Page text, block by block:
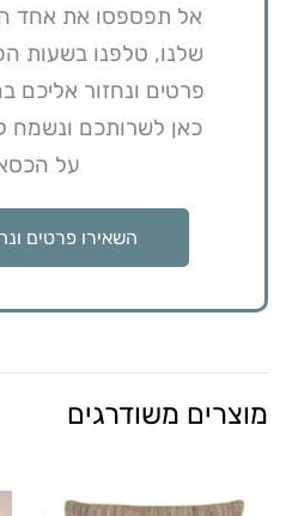
אל תפספסו את אחד
שלנו, טלפנו בשעות
פרטים ונחזור אליכם
כאן לשרותכם ונשמח
על
השאירו פרטים
מוצרים משודרגים